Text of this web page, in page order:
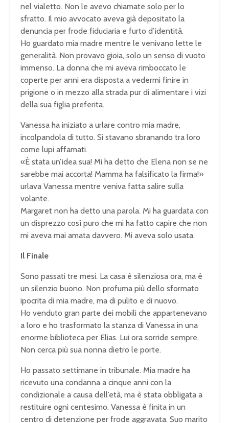
nel vialetto. Non le avevo chiamate solo per lo
sfratto. Il mio avvocato aveva già depositato la
denuncia per frode fiduciaria e furto d’identità.
Ho guardato mia madre mentre le venivano lette le
generalità. Non provavo gioia, solo un senso di vuoto
immenso. La donna che mi aveva rimboccato le
coperte per anni era disposta a vedermi finire in
prigione o in mezzo alla strada pur di alimentare i vizi
della sua figlia preferita.
Vanessa ha iniziato a urlare contro mia madre,
incolpandola di tutto. Si stavano sbranando tra loro
come lupi affamati.
«È stata un’idea sua! Mi ha detto che Elena non se ne
sarebbe mai accorta! Mamma ha falsificato la firma!»
urlava Vanessa mentre veniva fatta salire sulla
volante.
Margaret non ha detto una parola. Mi ha guardata con
un disprezzo così puro che mi ha fatto capire che non
mi aveva mai amata davvero. Mi aveva solo usata.
Il Finale
Sono passati tre mesi. La casa è silenziosa ora, ma è
un silenzio buono. Non profuma più dello sformato
ipocrita di mia madre, ma di pulito e di nuovo.
Ho venduto gran parte dei mobili che appartenevano
a loro e ho trasformato la stanza di Vanessa in una
enorme biblioteca per Elias. Lui ora sorride sempre.
Non cerca più sua nonna dietro le porte.
Ho passato settimane in tribunale. Mia madre ha
ricevuto una condanna a cinque anni con la
condizionale a causa dell’età, ma è stata obbligata a
restituire ogni centesimo. Vanessa è finita in un
centro di detenzione per frode aggravata. Suo marito